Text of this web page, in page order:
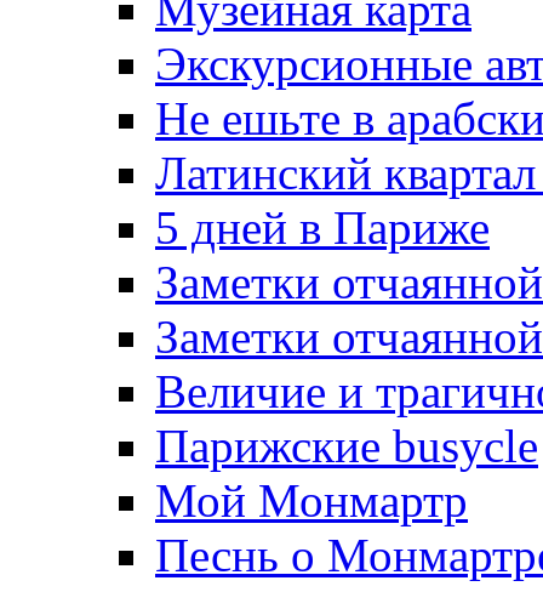
Экскурсионные
Не ешьте в
Латинский
5 дней в Париже
Заметки
Заметки
Величие и
Парижские busycle
Мой Монмартр
Песнь о